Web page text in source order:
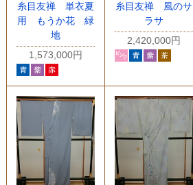
糸目友禅 単衣夏
用 もうか花 緑
地
1,573,000円
糸目友禅 風のサ
ラサ
2,420,000円